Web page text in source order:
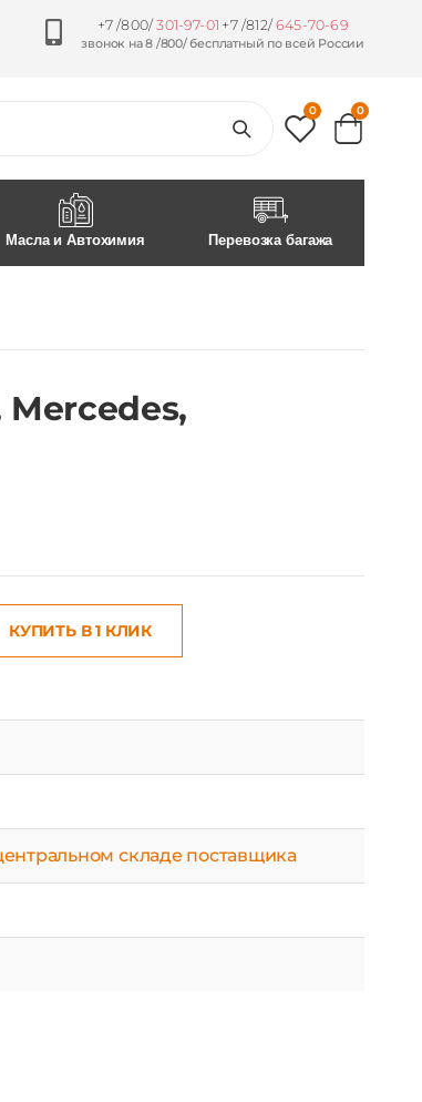
+7 /800/301-97-01 +7 /812/645-70-69
звонок на 8 /800/ бесплатный по всей России
0 0
Масла и Автохимия Перевозка багажа
КУПИТЬ В 1 КЛИК
складе поставщика